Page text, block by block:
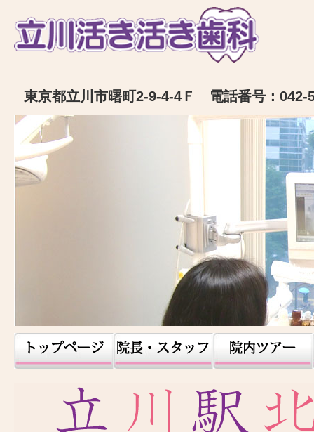
東京都立川市曙町2-9-4-4Ｆ 電話番号：042-